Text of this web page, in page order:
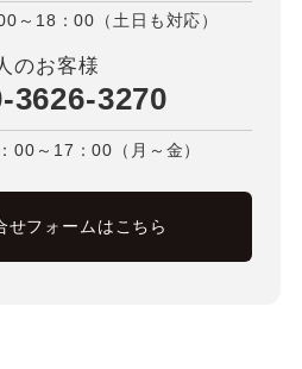
～18：00（土日も対応）
のお客様
3626-3270
00～17：00（月～金）
せフォームはこちら